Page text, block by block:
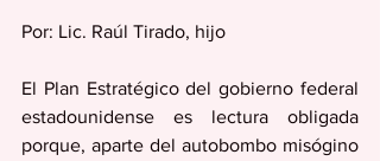
Por: Lic. Raúl Tirado, hijo
El Plan Estratégico del gobierno federal
estadounidense es lectura obligada
porque, aparte del autobombo misógino